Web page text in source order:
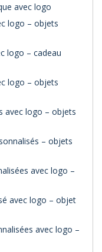
avec logo
logo – objets
logo – cadeau
logo – objets
avec logo – objets
– objets
avec logo –
avec logo – objet
avec logo –